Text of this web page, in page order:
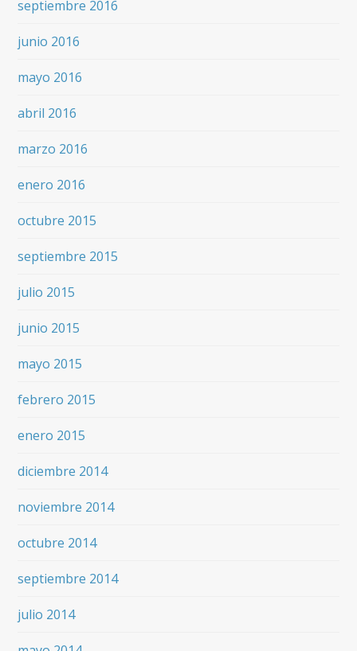
septiembre 2016
junio 2016
mayo 2016
abril 2016
marzo 2016
enero 2016
octubre 2015
septiembre 2015
julio 2015
junio 2015
mayo 2015
febrero 2015
enero 2015
diciembre 2014
noviembre 2014
octubre 2014
septiembre 2014
julio 2014